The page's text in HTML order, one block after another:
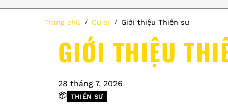
Trang chủ Cư sĩ Giới thiệu Thiền sư
GIỚI THIỆU
28 tháng 7, 2026
📦 THIỀN SƯ